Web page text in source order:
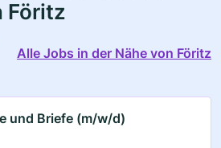
Föritz
Alle Jobs in der Nähe von Föritz
und Briefe (m/w/d)